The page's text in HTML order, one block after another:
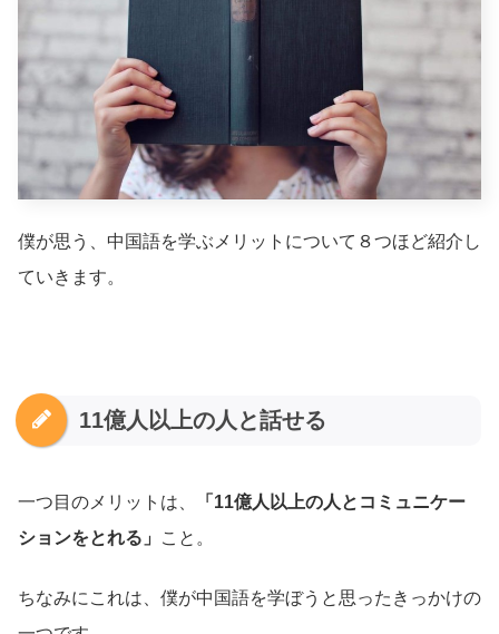
僕が思う、中国語を学ぶメリットについて８つほど紹介し
ていきます。
11億人以上の人と話せる
一つ目のメリットは、
「11億人以上の人とコミュニケー
ションをとれる」
こと。
ちなみにこれは、僕が中国語を学ぼうと思ったきっかけの